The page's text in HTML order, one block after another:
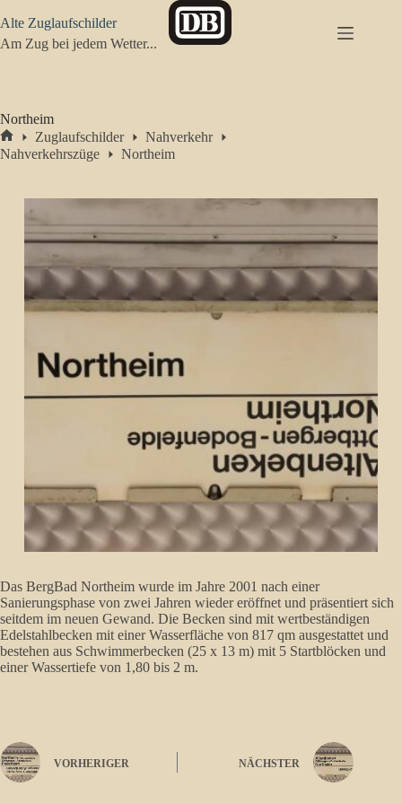
Inhalt
springen
Alte Zuglaufschilder
Am Zug bei jedem Wetter...
Northeim
Start
Zuglaufschilder
Nahverkehr
Nahverkehrszüge
Northeim
Das BergBad Northeim wurde im Jahre 2001 nach einer
Sanierungsphase von zwei Jahren wieder eröffnet und präsentiert sich
seitdem im neuen Gewand. Die Becken sind mit wertbeständigen
Edelstahlbecken mit einer Wasserfläche von 817 qm ausgestattet und
bestehen aus Schwimmerbecken (25 x 13 m) mit 5 Startblöcken und
einer Wassertiefe von 1,80 bis 2 m.
VORHERIGER NÄCHSTER